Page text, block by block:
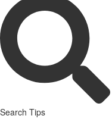
Search Tips